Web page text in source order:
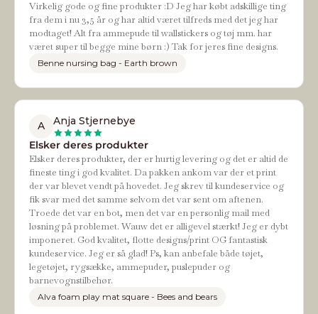
Virkelig gode og fine produkter :D Jeg har købt adskillige ting
fra dem i nu 3,5 år og har altid været tilfreds med det jeg har
modtaget! Alt fra ammepude til wallstickers og tøj mm. har
været super til begge mine børn :) Tak for jeres fine designs.
Benne nursing bag - Earth brown
A
Anja Stjernebye
Elsker deres produkter
Elsker deres produkter, der er hurtig levering og det er altid de
fineste ting i god kvalitet. Da pakken ankom var der et print
der var blevet vendt på hovedet. Jeg skrev til kundeservice og
fik svar med det samme selvom det var sent om aftenen.
Troede det var en bot, men det var en personlig mail med
løsning på problemet. Wauw det er alligevel stærkt! Jeg er dybt
imponeret. God kvalitet, flotte designs/print OG fantastisk
kundeservice. Jeg er så glad! Ps, kan anbefale både tøjet,
legetøjet, rygsække, ammepuder, puslepuder og
barnevognstilbehør.
Alva foam play mat square - Bees and bears